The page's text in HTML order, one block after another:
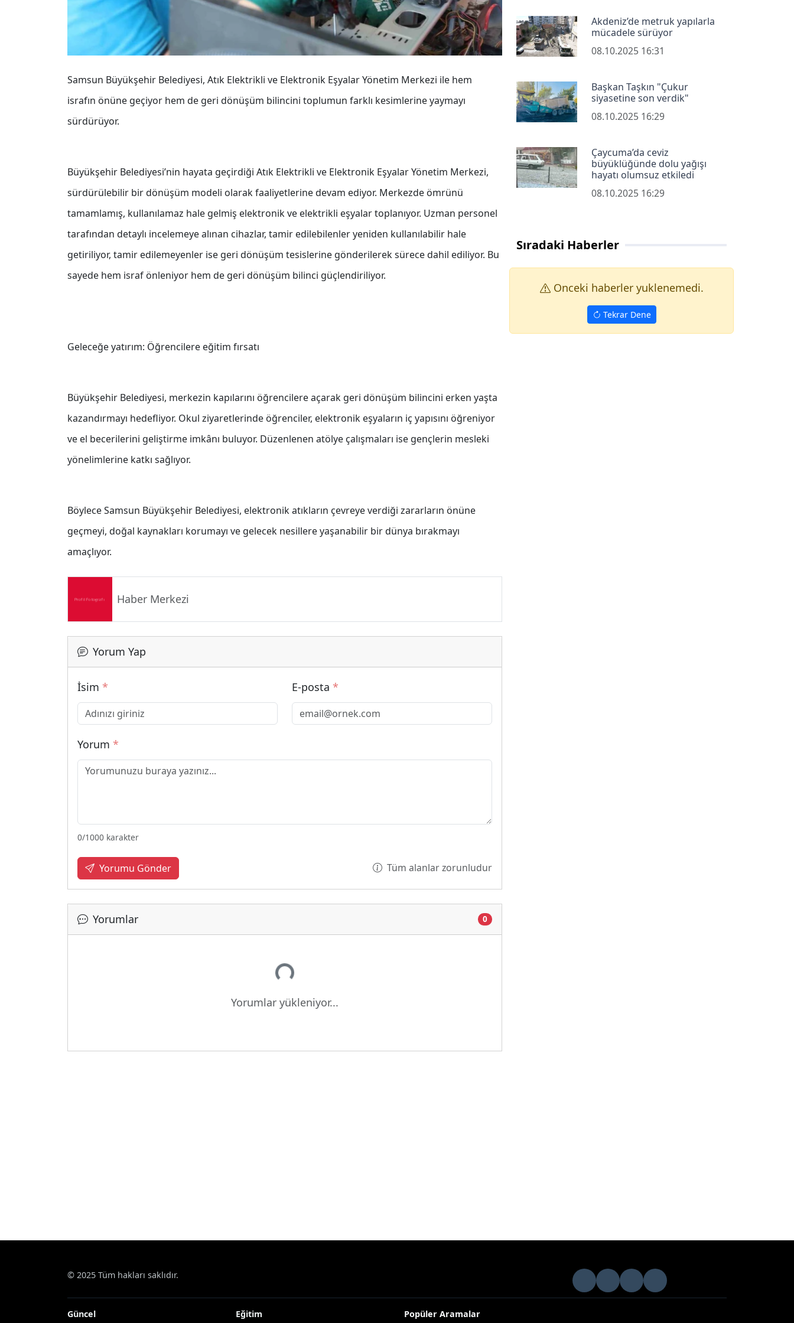
Samsun Büyükşehir Belediyesi, Atık Elektrikli ve Elektronik Eşyalar Yönetim Merkezi ile hem
israfın önüne geçiyor hem de geri dönüşüm bilincini toplumun farklı kesimlerine yaymayı
sürdürüyor.
Büyükşehir Belediyesi’nin hayata geçirdiği Atık Elektrikli ve Elektronik Eşyalar Yönetim Merkezi,
sürdürülebilir bir dönüşüm modeli olarak faaliyetlerine devam ediyor. Merkezde ömrünü
tamamlamış, kullanılamaz hale gelmiş elektronik ve elektrikli eşyalar toplanıyor. Uzman personel
tarafından detaylı incelemeye alınan cihazlar, tamir edilebilenler yeniden kullanılabilir hale
getiriliyor, tamir edilemeyenler ise geri dönüşüm tesislerine gönderilerek sürece dahil ediliyor. Bu
sayede hem israf önleniyor hem de geri dönüşüm bilinci güçlendiriliyor.
Geleceğe yatırım: Öğrencilere eğitim fırsatı
Büyükşehir Belediyesi, merkezin kapılarını öğrencilere açarak geri dönüşüm bilincini erken yaşta
kazandırmayı hedefliyor. Okul ziyaretlerinde öğrenciler, elektronik eşyaların iç yapısını öğreniyor
ve el becerilerini geliştirme imkânı buluyor. Düzenlenen atölye çalışmaları ise gençlerin mesleki
yönelimlerine katkı sağlıyor.
Böylece Samsun Büyükşehir Belediyesi, elektronik atıkların çevreye verdiği zararların önüne
geçmeyi, doğal kaynakları korumayı ve gelecek nesillere yaşanabilir bir dünya bırakmayı
amaçlıyor.
Haber Merkezi
Yorum Yap
İsim * E-posta *
Yorum *
0/1000 karakter
Yorumu Gönder Tüm alanlar zorunludur
Yorumlar 0
Yükleniyor...
Yorumlar yükleniyor...
Akdeniz’de metruk yapılarla
mücadele sürüyor
08.10.2025 16:31
Başkan Taşkın "Çukur
siyasetine son verdik"
08.10.2025 16:29
Çaycuma’da ceviz
büyüklüğünde dolu yağışı
hayatı olumsuz etkiledi
08.10.2025 16:29
Sıradaki Haberler
Onceki haberler yuklenemedi.
Tekrar Dene
© 2025 Tüm hakları saklıdır.
Güncel Eğitim Popüler Aramalar